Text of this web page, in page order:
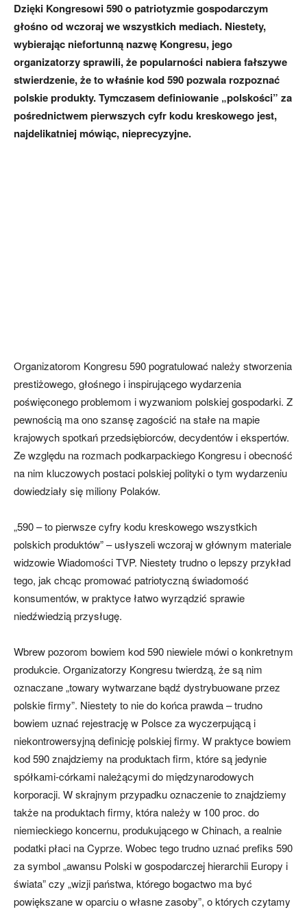
Dzięki Kongresowi 590 o patriotyzmie gospodarczym
głośno od wczoraj we wszystkich mediach. Niestety,
wybierając niefortunną nazwę Kongresu, jego
organizatorzy sprawili, że popularności nabiera fałszywe
stwierdzenie, że to właśnie kod 590 pozwala rozpoznać
polskie produkty. Tymczasem definiowanie „polskości” za
pośrednictwem pierwszych cyfr kodu kreskowego jest,
najdelikatniej mówiąc, nieprecyzyjne.
Organizatorom Kongresu 590 pogratulować należy stworzenia
prestiżowego, głośnego i inspirującego wydarzenia
poświęconego problemom i wyzwaniom polskiej gospodarki. Z
pewnością ma ono szansę zagościć na stałe na mapie
krajowych spotkań przedsiębiorców, decydentów i ekspertów.
Ze względu na rozmach podkarpackiego Kongresu i obecność
na nim kluczowych postaci polskiej polityki o tym wydarzeniu
dowiedziały się miliony Polaków.
„590 – to pierwsze cyfry kodu kreskowego wszystkich
polskich produktów” – usłyszeli wczoraj w głównym materiale
widzowie Wiadomości TVP. Niestety trudno o lepszy przykład
tego, jak chcąc promować patriotyczną świadomość
konsumentów, w praktyce łatwo wyrządzić sprawie
niedźwiedzią przysługę.
Wbrew pozorom bowiem kod 590 niewiele mówi o konkretnym
produkcie. Organizatorzy Kongresu twierdzą, że są nim
oznaczane „towary wytwarzane bądź dystrybuowane przez
polskie firmy”. Niestety to nie do końca prawda – trudno
bowiem uznać rejestrację w Polsce za wyczerpującą i
niekontrowersyjną definicję polskiej firmy. W praktyce bowiem
kod 590 znajdziemy na produktach firm, które są jedynie
spółkami-córkami należącymi do międzynarodowych
korporacji. W skrajnym przypadku oznaczenie to znajdziemy
także na produktach firmy, która należy w 100 proc. do
niemieckiego koncernu, produkującego w Chinach, a realnie
podatki płaci na Cyprze. Wobec tego trudno uznać prefiks 590
za symbol „awansu Polski w gospodarczej hierarchii Europy i
świata” czy „wizji państwa, którego bogactwo ma być
powiększane w oparciu o własne zasoby”, o których czytamy